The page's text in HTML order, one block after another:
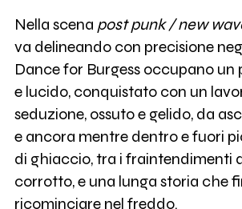
Nella scena post punk / new
va delineando con precisione
Dance for Burgess occupano un
e lucido, conquistato con un
seduzione, ossuto e gelido, da
e ancora mentre dentro e fuori
di ghiaccio, tra i fraintendimenti
corrotto, e una lunga storia che
ricominciare nel freddo.